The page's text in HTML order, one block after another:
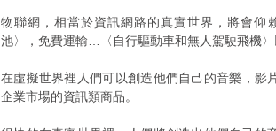
物聯網，相當於資訊網路的真實世界，將會仰
池〉，免費運輸…〈自行驅動車和無人駕駛飛機〉
在虛擬世界裡人們可以創造他們自己的音樂，影
企業市場的資訊類商品。